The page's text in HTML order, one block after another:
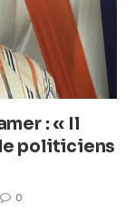
: « Il
politiciens
0